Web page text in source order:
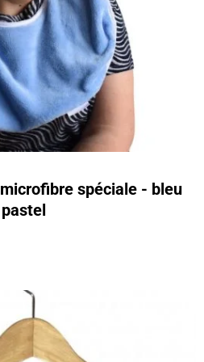
spéciale - bleu
pastel